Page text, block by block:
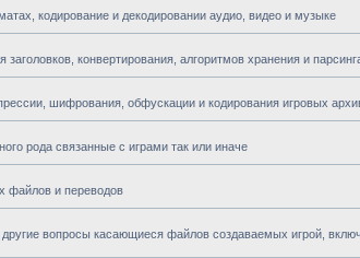
кодирование и декодировании аудио, видео и музыке
заголовков, конвертирования, алгоритмов хранения и
шифрования, обфускации и кодирования игровых
рода связанные с играми так или иначе
файлов и переводов
вопросы касающиеся файлов создаваемых игрой,